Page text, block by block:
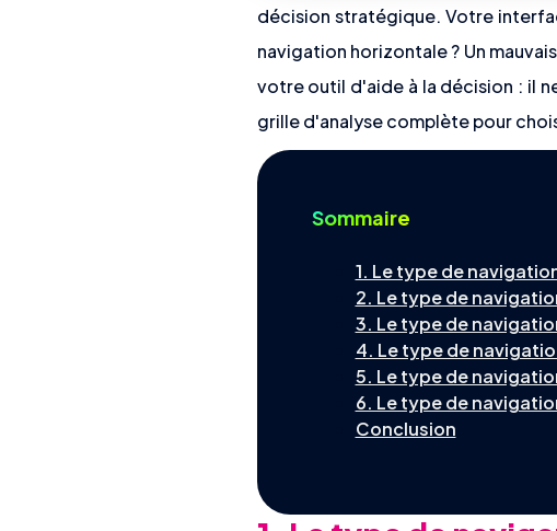
décision stratégique. Votre
navigation horizontale ? Un
votre outil d'aide à la décision : il
grille d'analyse complète pour
Sommaire
1. Le type de
2. Le type de
3. Le type de
4. Le type de
5. Le type de
6. Le type de
Conclusion